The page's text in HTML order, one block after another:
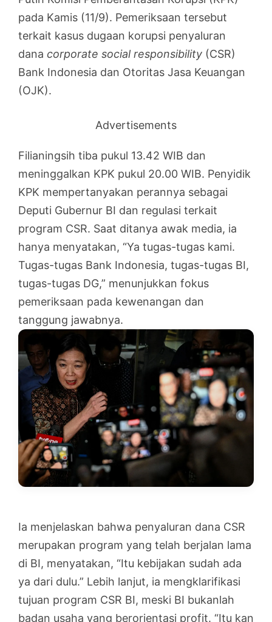
pada Kamis (11/9). Pemeriksaan tersebut
terkait kasus dugaan korupsi penyaluran
dana corporate social responsibility (CSR)
Bank Indonesia dan Otoritas Jasa Keuangan
(OJK).
Advertisements
Filianingsih tiba pukul 13.42 WIB dan
meninggalkan KPK pukul 20.00 WIB. Penyidik
KPK mempertanyakan perannya sebagai
Deputi Gubernur BI dan regulasi terkait
program CSR. Saat ditanya awak media, ia
hanya menyatakan, “Ya tugas-tugas kami.
Tugas-tugas Bank Indonesia, tugas-tugas BI,
tugas-tugas DG,” menunjukkan fokus
pemeriksaan pada kewenangan dan
tanggung jawabnya.
Ia menjelaskan bahwa penyaluran dana CSR
merupakan program yang telah berjalan lama
di BI, menyatakan, “Itu kebijakan sudah ada
ya dari dulu.” Lebih lanjut, ia mengklarifikasi
tujuan program CSR BI, meski BI bukanlah
badan usaha yang berorientasi profit. “Itu kan